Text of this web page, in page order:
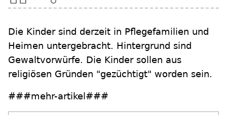
Die Kinder sind derzeit in Pflegefamilien und
Heimen untergebracht. Hintergrund sind
Gewaltvorwürfe. Die Kinder sollen aus
religiösen Gründen "gezüchtigt" worden sein.
###mehr-artikel###